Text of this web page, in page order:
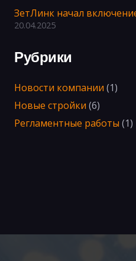
ЗетЛинк начал
20.04.2025
Рубрики
Новости компании (1)
Новые стройки (6)
Регламентные работы (1)